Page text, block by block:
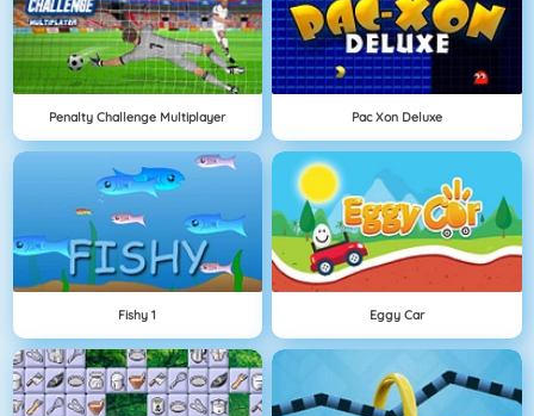
Penalty Challenge Multiplayer Pac Xon Deluxe
Fishy 1 Eggy Car